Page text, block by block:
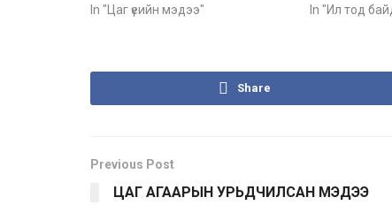
In "Цаг үеийн мэдээ"
In "Ил тод
Share
Previous Post
ЦАГ АГААРЫН УРЬДЧИЛСАН МЭДЭЭ